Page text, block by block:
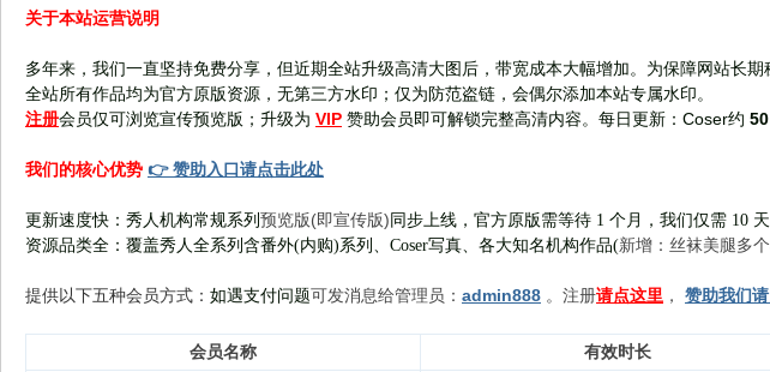
关于本站运营说明
多年来，我们一直坚持免费分享，但近期全站升级高清大图后，带宽成本大幅增加。为保障网站长
全站所有作品均为官方原版资源，无第三方水印；仅为防范盗链，会偶尔添加本站专属水印。
注册会员仅可浏览宣传预览版 ； 升级为 VIP 赞助会员即可解锁完整高清内容。每日更新： Coser约 50
我们的核心优势 👉 赞助入口请点击此处
更新速度快：秀人机构常规系列 预览版(即宣传版) 同步上线，官方原版需等待 1 个月，我们仅需 10
资源品类全：覆盖秀人全系列含番外(内购)系列、Coser写真、各大知名机构作品(新增：丝袜美腿多
提供以下五种会员方式： 如遇支付问题可发消息给管理员： admin888 。注册请点这里 ， 赞助我们
会员名称 有效时长